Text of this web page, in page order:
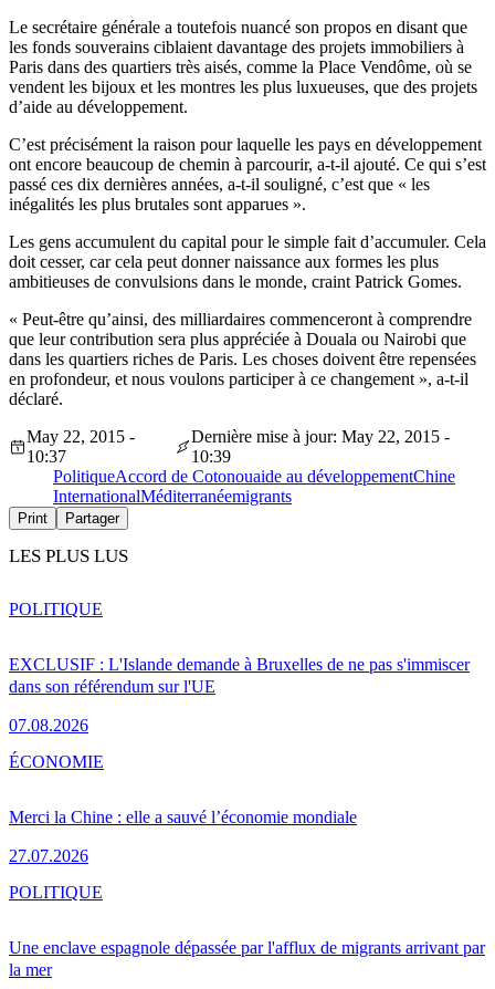
Le secrétaire générale a toutefois nuancé son propos en disant que
les fonds souverains ciblaient davantage des projets immobiliers à
Paris dans des quartiers très aisés, comme la Place Vendôme, où se
vendent les bijoux et les montres les plus luxueuses, que des projets
d’aide au développement.
C’est précisément la raison pour laquelle les pays en développement
ont encore beaucoup de chemin à parcourir, a-t-il ajouté. Ce qui s’est
passé ces dix dernières années, a-t-il souligné, c’est que « les
inégalités les plus brutales sont apparues ».
Les gens accumulent du capital pour le simple fait d’accumuler. Cela
doit cesser, car cela peut donner naissance aux formes les plus
ambitieuses de convulsions dans le monde, craint Patrick Gomes.
« Peut-être qu’ainsi, des milliardaires commenceront à comprendre
que leur contribution sera plus appréciée à Douala ou Nairobi que
dans les quartiers riches de Paris. Les choses doivent être repensées
en profondeur, et nous voulons participer à ce changement », a-t-il
déclaré.
May 22, 2015 -
10:37
Dernière mise à jour: May 22, 2015 -
10:39
PolitiqueAccord de Cotonouaide au développementChine
InternationalMéditerranéemigrants
Print Partager
LES PLUS LUS
EXCLUSIF : L'Islande demande à Bruxelles de ne pas s'immiscer
dans son référendum sur l'UE
07.08.2026
POLITIQUE
Merci la Chine : elle a sauvé l’économie mondiale
27.07.2026
ÉCONOMIE
Une enclave espagnole dépassée par l'afflux de migrants arrivant par
la mer
POLITIQUE